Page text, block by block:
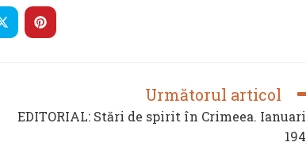
THIS
CONTENT
Opens
in
Opens
in
Următorul articol
EDITORIAL: Stări de spirit în Crimeea.